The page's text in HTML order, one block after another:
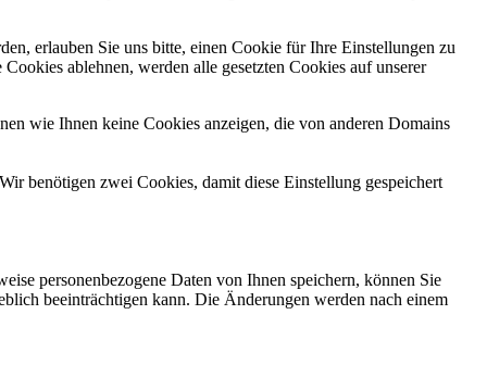
erlauben Sie uns bitte, einen Cookie für Ihre Einstellungen zu
ablehnen, werden alle gesetzten Cookies auf unserer
wie Ihnen keine Cookies anzeigen, die von anderen Domains
benötigen zwei Cookies, damit diese Einstellung gespeichert
personenbezogene Daten von Ihnen speichern, können Sie
beeinträchtigen kann. Die Änderungen werden nach einem